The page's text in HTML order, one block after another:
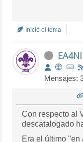
Inició el tema
EA4NI
Mensajes:
Con respecto al
descatalogado
Era el último "en